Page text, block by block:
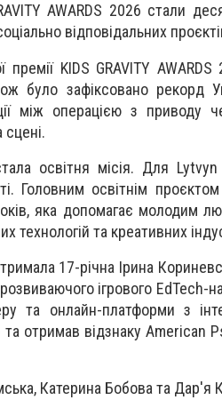
AWARDS 2026 стали
відповідальних
премії KIDS GRAVITY
було зафіксовано рекорд
між операцією з приводу
освітня місія. Для
Головним освітнім
яка допомагає молодим
технологій та креативних
17-річна Ірина
ігрового EdTech-
та онлайн-платформи з
отримав відзнаку American
Катерина Бобова та Дар'я